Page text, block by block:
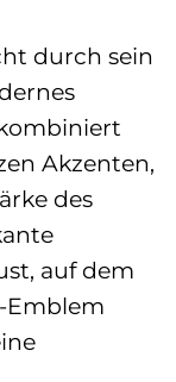
durch sein
Akzenten,
des
auf dem
Emblem